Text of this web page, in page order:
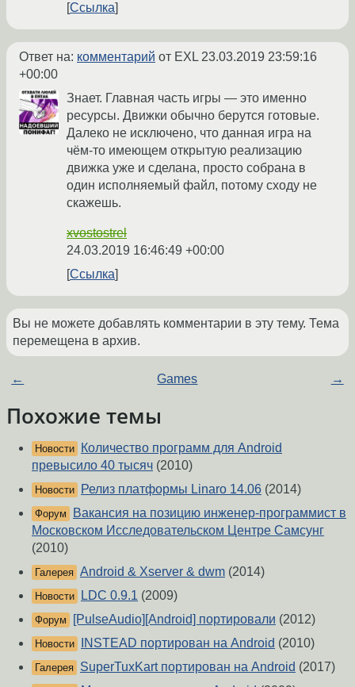
Ссылка
Ответ на: комментарий от EXL23.03.2019 23:59:16
+00:00
Знает. Главная часть игры — это именно
ресурсы. Движки обычно берутся готовые.
Далеко не исключено, что данная игра на
чём-то имеющем открытую реализацию
движка уже и сделана, просто собрана в
один исполняемый файл, потому сходу не
скажешь.
xvostostrel
24.03.2019 16:46:49 +00:00
Ссылка
Вы не можете добавлять комментарии в эту тему. Тема
перемещена в архив.
← Games →
Похожие темы
Новости
Количество программ для Android
превысило 40 тысяч (2010)
Новости Релиз платформы Linaro 14.06 (2014)
Форум
Вакансия на позицию инженер-программист в
Московском Исследовательском Центре Самсунг
(2010)
Галерея Android & Xserver & dwm (2014)
Новости LDC 0.9.1 (2009)
Форум [PulseAudio][Android] портировали (2012)
Новости INSTEAD портирован на Android (2010)
Галерея SuperTuxKart портирован на Android (2017)